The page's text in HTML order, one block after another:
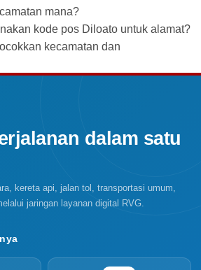
mana?
kode pos Diloato untuk alamat?
kecamatan dan
dalam satu
kereta api, jalan tol, transportasi umum,
jaringan layanan digital RVG.